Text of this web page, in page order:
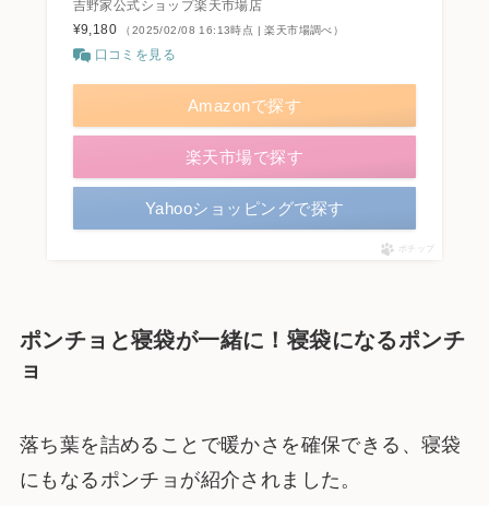
吉野家公式ショップ楽天市場店
¥9,180
（2025/02/08 16:13時点 | 楽天市場調べ）
口コミを見る
Amazonで探す
楽天市場で探す
Yahooショッピングで探す
ポチップ
ポンチョと寝袋が一緒に！寝袋になるポンチ
ョ
落ち葉を詰めることで暖かさを確保できる、寝袋
にもなるポンチョが紹介されました。